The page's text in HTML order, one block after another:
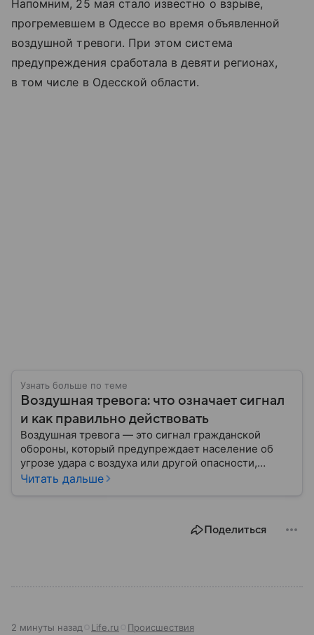
Напомним, 25 мая стало известно о взрыве,
прогремевшем в Одессе во время объявленной
воздушной тревоги. При этом система
предупреждения сработала в девяти регионах,
в том числе в Одесской области.
Узнать больше по теме
Воздушная тревога: что означает сигнал
и как правильно действовать
Воздушная тревога — это сигнал гражданской
обороны, который предупреждает население об
угрозе удара с воздуха или другой опасности,
требующей немедленного укрытия. В последние
объявления. В материале рассказываем, что
Читать дальше
Поделиться
2 минуты назад Life.ru Происшествия